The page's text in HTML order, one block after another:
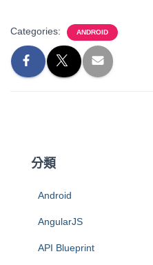
Categories: ANDROID
分類
Android
AngularJS
API Blueprint